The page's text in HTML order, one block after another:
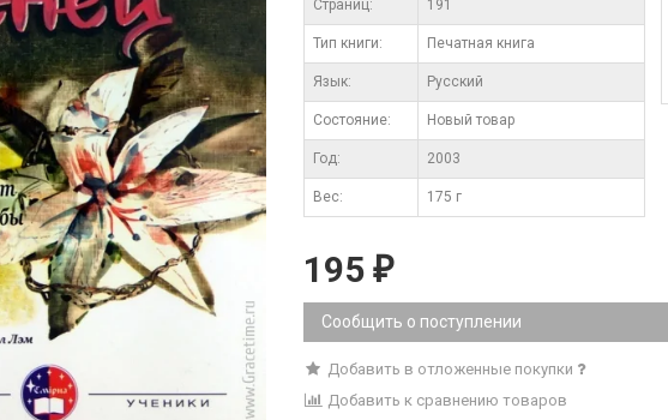
Cтраниц: 191
Тип книги: Печатная книга
Язык: Русский
Состояние: Новый товар
Год: 2003
Вес: 175 г
195 ₽
Сообщить о поступлении
Добавить в отложенные покупки
Добавить к сравнению товаров